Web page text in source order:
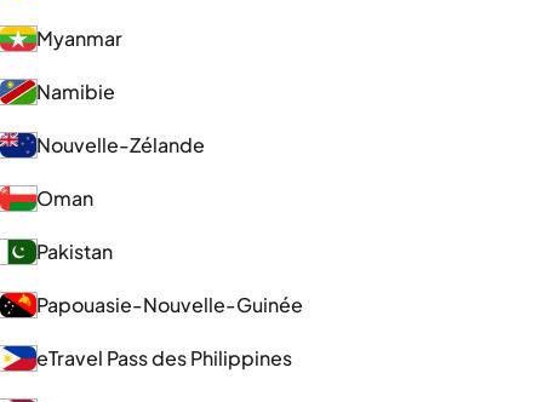
Myanmar
Namibie
Nouvelle-Zélande
Oman
Pakistan
Papouasie-Nouvelle-Guinée
eTravel Pass des Philippines